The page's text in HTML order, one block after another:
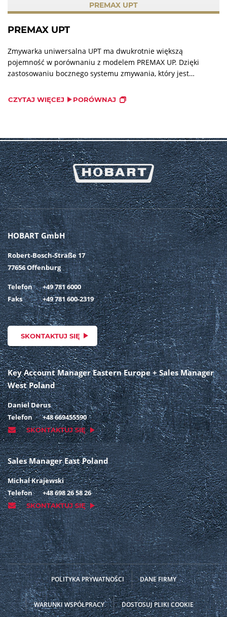
PREMAX UPT
PREMAX UPT
Zmywarka uniwersalna UPT ma dwukrotnie większą
pojemność w porównaniu z modelem PREMAX UP. Dzięki
zastosowaniu bocznego systemu zmywania, który jest
pojemność urządzenia.
CZYTAJ WIĘCEJ PORÓWNAJ
HOBART GmbH
Robert-Bosch-Straße 17
77656 Offenburg
Telefon
+49 781 6000
Faks
+49 781 600-2319
SKONTAKTUJ SIĘ
Key Account Manager Eastern Europe + Sales Manager
West Poland
Daniel Derus
Telefon
+48 669455590
SKONTAKTUJ SIĘ
Sales Manager East Poland
Michal Krajewski
Telefon
+48 698 26 58 26
SKONTAKTUJ SIĘ
POLITYKA PRYWATNOŚCI DANE FIRMY
WARUNKI WSPÓŁPRACY DOSTOSUJ PLIKI COOKIE